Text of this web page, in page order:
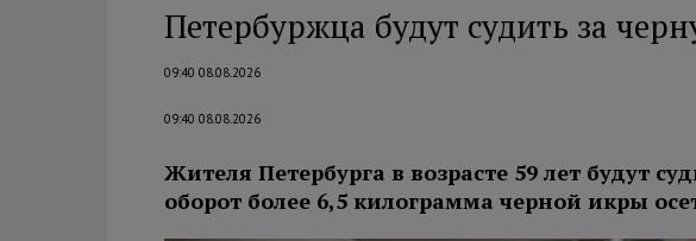
Петербуржца будут судить за
09:40 08.08.2026
09:40 08.08.2026
Жителя Петербурга в возрасте 59 лет будут
оборот более 6,5 килограмма черной икры